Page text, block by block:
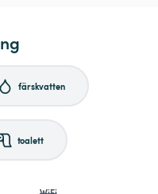
färskvatten
toalett